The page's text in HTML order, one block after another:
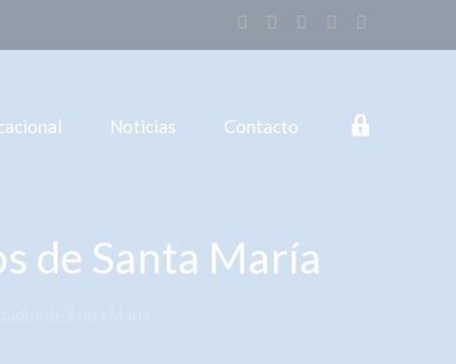
Noticias Contacto
de Santa María